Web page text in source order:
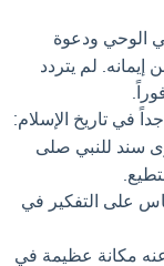
الوحي ودعوة
لم يتردد
في تاريخ الإسلام:
سند للنبي صلى
على التفكير في
مكانة عظيمة في